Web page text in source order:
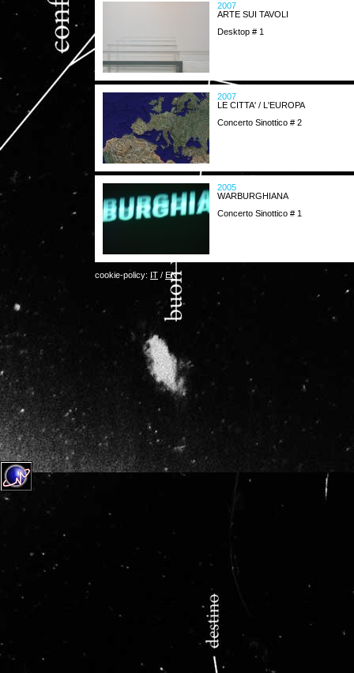
2007
ARTE SUI TAVOLI
Desktop # 1
2007
LE CITTA' / L'EUROPA
Concerto Sinottico # 2
2005
WARBURGHIANA
Concerto Sinottico # 1
cookie-policy: IT / EN